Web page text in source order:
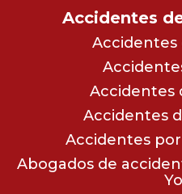
Accidentes
Accidentes
Accidentes
Accidentes
Accidentes
Abogados de